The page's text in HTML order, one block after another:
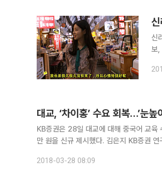
신
보,
엽
대교, ‘차이홍’ 수요 회복…’눈
KB증권은 28일 대교에 대해 중국어 교육
만 원을 신규 제시했다. 김은지 KB증권 연구원은 “성인용 학습지 시장이 지속적으로 성장하고 있고, 사드 이슈 완화에 따라 중국어 교육 수
2018-03-28 08:09